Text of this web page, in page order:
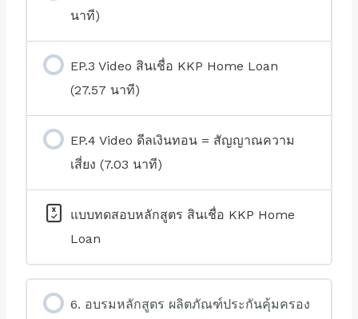
นาที)
EP.3 Video สินเชื่อ KKP Home Loan
(27.57 นาที)
EP.4 Video ดีลเงินทอน = สัญญาณความ
เสี่ยง (7.03 นาที)
แบบทดสอบหลักสูตร สินเชื่อ KKP Home
Loan
6. อบรมหลักสูตร ผลิตภัณฑ์ประกันคุ้มครอง